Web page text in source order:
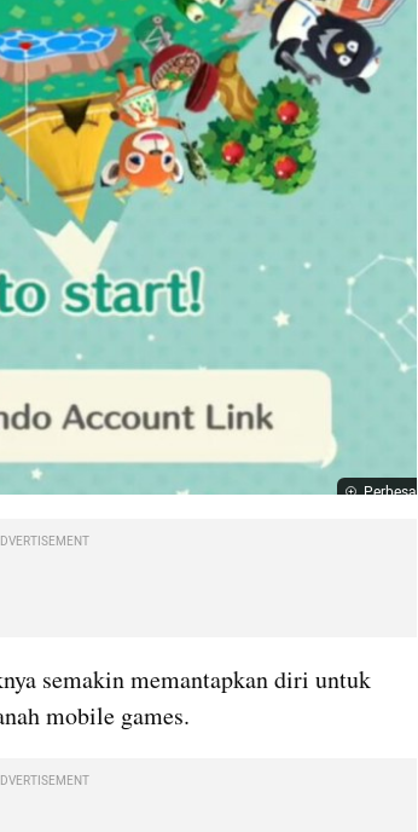
Perbesar
semakin memantapkan diri untuk
mobile games.